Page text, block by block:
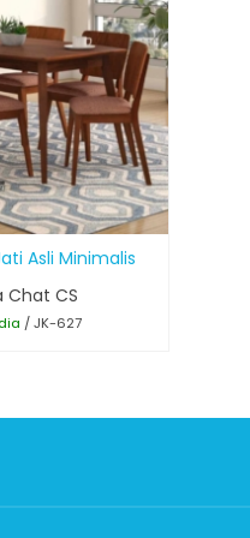
Asli Minimalis
Chat CS
/ JK-627